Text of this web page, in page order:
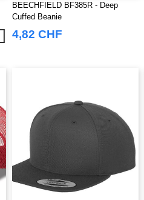
BEECHFIELD BF385R - Deep
Cuffed Beanie
4,82 CHF